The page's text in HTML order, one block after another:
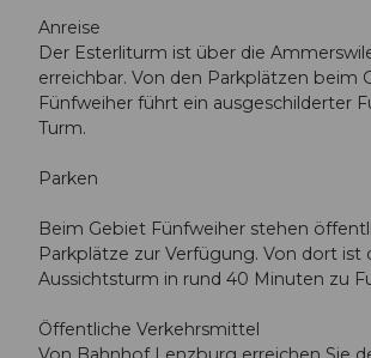
Anreise
Der Esterliturm ist über die
erreichbar. Von den Parkplätzen beim
Fünfweiher führt ein ausgeschilderter
Turm.
Parken
Beim Gebiet Fünfweiher stehen
Parkplätze zur Verfügung. Von dort ist
Aussichtsturm in rund 40 Minuten zu
Öffentliche Verkehrsmittel